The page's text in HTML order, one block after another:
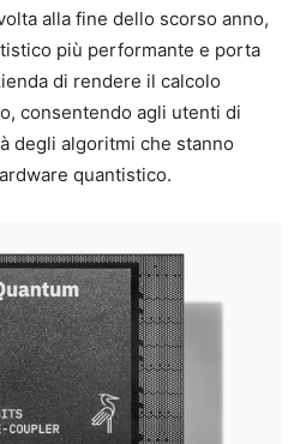
alla fine dello scorso anno,
più performante e porta
di rendere il calcolo
consentendo agli utenti di
degli algoritmi che stanno
quantistico.